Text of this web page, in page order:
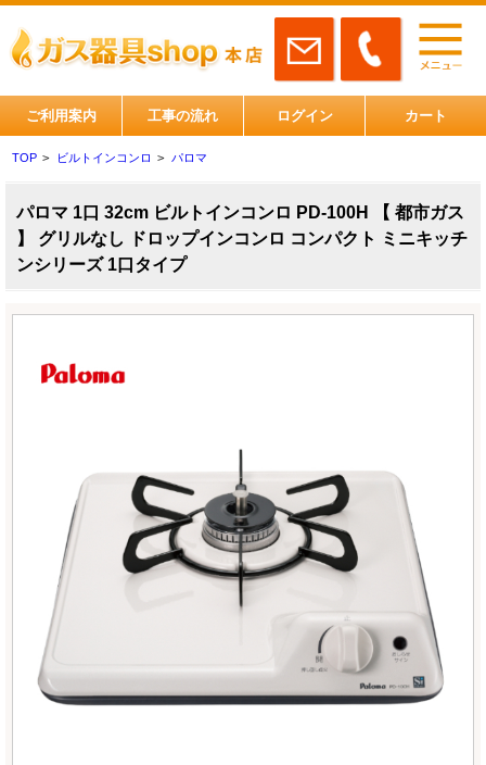
ご利用案内 工事の流れ ログイン カート
TOP > ビルトインコンロ > パロマ
パロマ 1口 32cm ビルトインコンロ PD-100H 【 都市ガス
】 グリルなし ドロップインコンロ コンパクト ミニキッチ
ンシリーズ 1口タイプ